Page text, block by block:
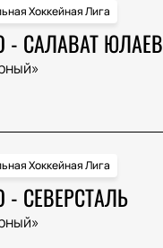
Хоккейная Лига
- САЛАВАТ ЮЛАЕВ
Хоккейная Лига
- СЕВЕРСТАЛЬ